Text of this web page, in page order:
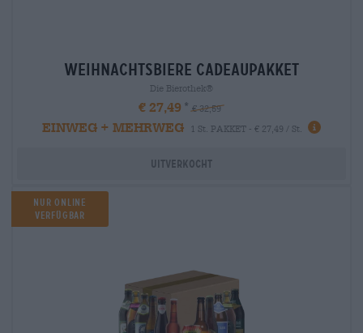
weihnachtsbiere Cadeaupakket
Die Bierothek®
€ 27,49 € 32,59
EINWEG + MEHRWEG 1 St. PAKKET - € 27,49 / St.
Uitverkocht
Nur Online
verfügbar